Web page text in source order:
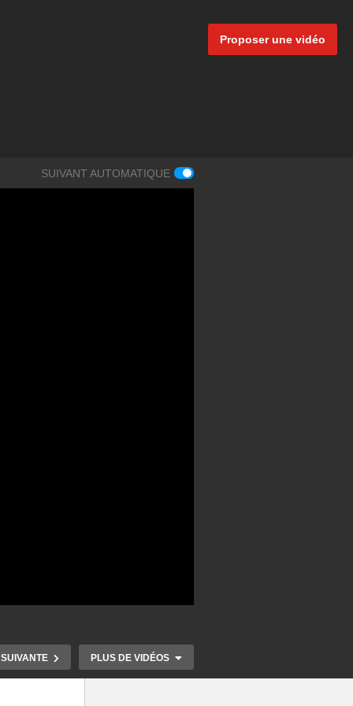
Proposer une vidéo
SUIVANT AUTOMATIQUE
PLUS DE VIDÉOS